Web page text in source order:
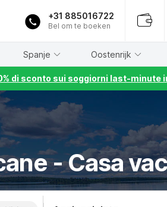
+31 885016722
Bel om te boeken
Spanje Oostenrijk
di sconto sui soggiorni last-minute
- Casa